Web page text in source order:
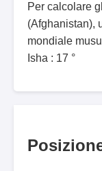
Per calcolare
(Afghanistan),
mondiale
Isha : 17 °